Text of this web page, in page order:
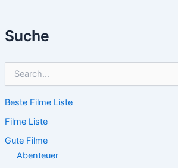
Suche
h
n
n
Beste Filme Liste
Filme Liste
Gute Filme
Abenteuer